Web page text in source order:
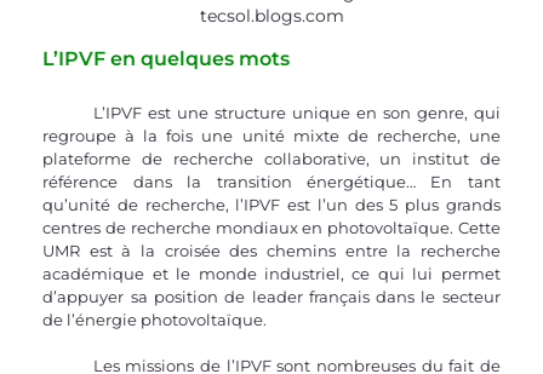
tecsol.blogs.com
L’IPVF en quelques mots
regroupe à la fois une unité mixte de recherche, une
plateforme de recherche collaborative, un institut de
référence dans la transition énergétique… En tant
qu’unité de recherche, l’IPVF est l’un des 5 plus grands
centres de recherche mondiaux en photovoltaïque. Cette
UMR est à la croisée des chemins entre la recherche
académique et le monde industriel, ce qui lui permet
d’appuyer sa position de leader français dans le secteur
de l’énergie photovoltaïque.